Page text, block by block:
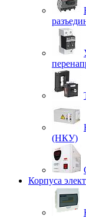
(НКУ)
Корпуса